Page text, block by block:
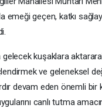
emeği geçen, katkı
kuşaklara
ve geleneksel
devam eden önemli
canlı tutma